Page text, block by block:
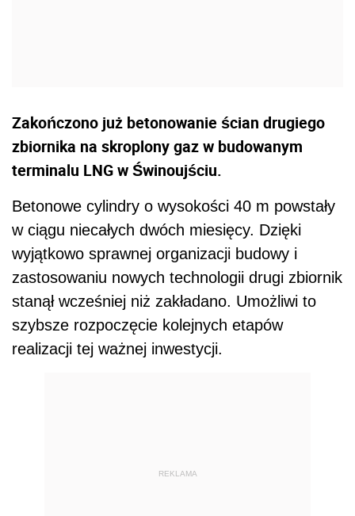
Zakończono już betonowanie ścian drugiego
zbiornika na skroplony gaz w budowanym
terminalu LNG w Świnoujściu.
Betonowe cylindry o wysokości 40 m powstały
w ciągu niecałych dwóch miesięcy. Dzięki
wyjątkowo sprawnej organizacji budowy i
zastosowaniu nowych technologii drugi zbiornik
stanął wcześniej niż zakładano. Umożliwi to
szybsze rozpoczęcie kolejnych etapów
realizacji tej ważnej inwestycji.
REKLAMA